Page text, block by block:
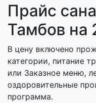
Прайс
Тамбов на
В цену включено
категории, питание
или Заказное меню,
оздоровительные
программа.